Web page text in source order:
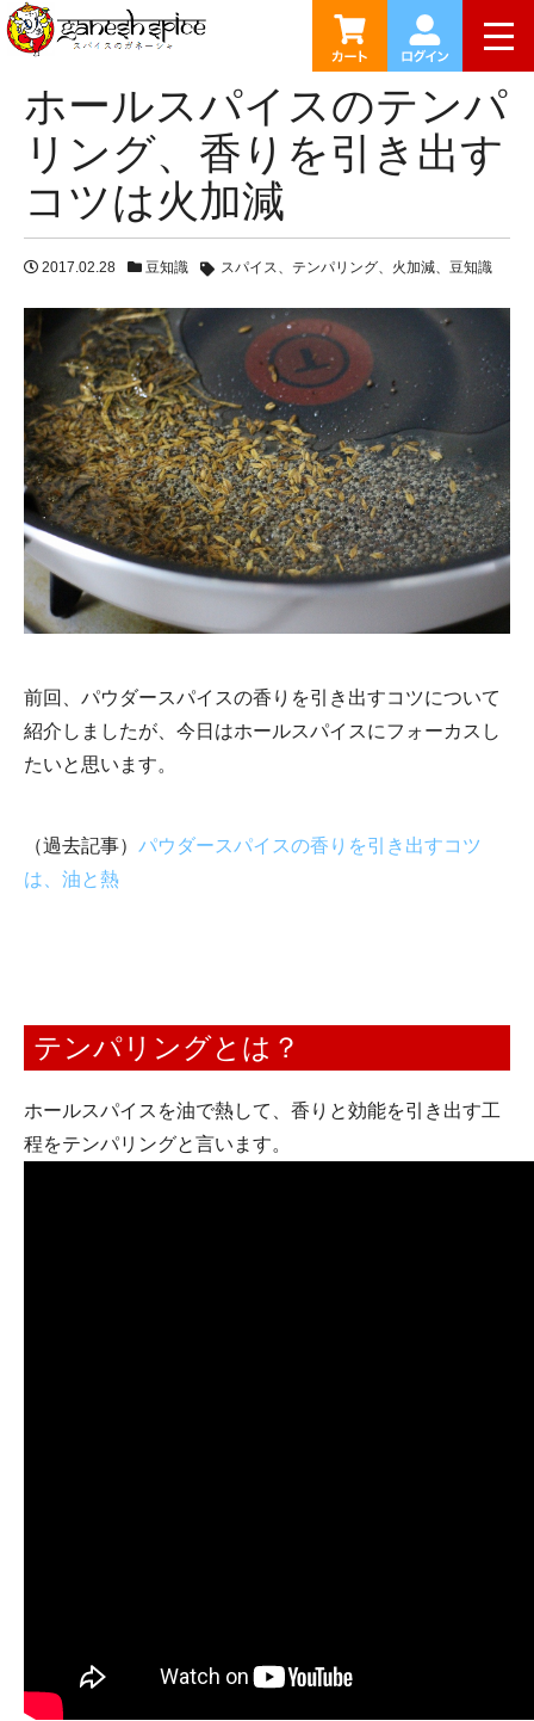
HOME ブログ ホールスパイスのテンパリング、香りを
ホールスパイスのテンパ
リング、香りを引き出す
コツは火加減
2017.02.28 豆知識 スパイス テンパリング 火加減 豆知識
前回、パウダースパイスの香りを引き出すコツについて
紹介しましたが、今日はホールスパイスにフォーカスし
たいと思います。
（過去記事） パウダースパイスの香りを引き出すコツ
は、油と熱
テンパリングとは？
ホールスパイスを油で熱して、香りと効能を引き出す工
程をテンパリングと言います。